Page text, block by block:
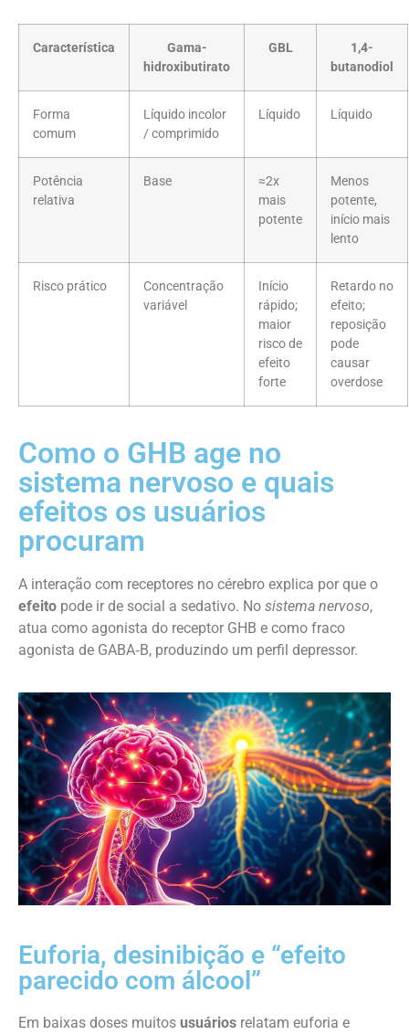
Característica
Gama-
hidroxibutirato
GBL
1,4-
butanodiol
Forma
comum
Líquido incolor
/ comprimido
Líquido Líquido
Potência
relativa
Base
≈2x
mais
potente
Menos
potente,
início mais
lento
Risco prático
Concentração
variável
Início
rápido;
maior
risco de
efeito
forte
Retardo no
efeito;
reposição
pode
causar
overdose
Como o GHB age no
sistema nervoso e quais
efeitos os usuários
procuram
A interação com receptores no cérebro explica por que o
efeito pode ir de social a sedativo. No sistema nervoso,
atua como agonista do receptor GHB e como fraco
agonista de GABA‑B, produzindo um perfil depressor.
Euforia, desinibição e “efeito
parecido com álcool”
Em baixas doses muitos usuários relatam euforia e